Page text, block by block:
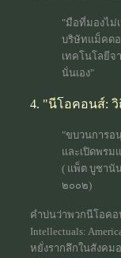
"มือที่มองไม่
บริษัทแม็คดอ
เทคโนโลยีจ
นั่นเอง"
4. "นีโอคอนส์:
"ขบวนการอ
และเปิดพร
( แพ็ต บูชานั
๒๐๐๒)
คำบ่นว่าพวกนีโอคอ
Intellectuals:
หยั่งรากลึกในสังคม